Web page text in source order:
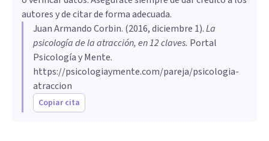
autores y de citar de forma adecuada.
Juan Armando Corbin. (2016, diciembre 1).​La
psicología de la atracción, en 12 claves. Portal
Psicología y Mente.
https://psicologiaymente.com/pareja/psicologia-
atraccion
Copiar cita